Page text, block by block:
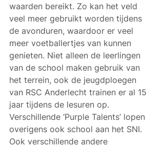
waarden bereikt. Zo kan het veld
veel meer gebruikt worden tijdens
de avonduren, waardoor er veel
meer voetballertjes van kunnen
genieten. Niet alleen de leerlingen
van de school maken gebruik van
het terrein, ook de jeugdploegen
van RSC Anderlecht trainen er al 15
jaar tijdens de lesuren op.
Verschillende ‘Purple Talents’ lopen
overigens ook school aan het SNI.
Ook verschillende andere